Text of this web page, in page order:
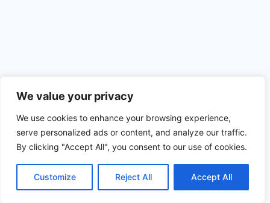
We value your privacy
We use cookies to enhance your browsing experience,
serve personalized ads or content, and analyze our traffic.
By clicking "Accept All", you consent to our use of cookies.
Customize Reject All Accept All
© 2026 diesl.com - Tema para WordPress por
Kadence WP